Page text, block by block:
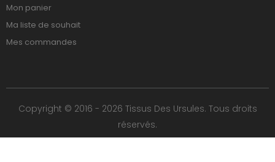
Mon panier
Ma liste de souhait
Mes commandes
Copyright © 2016 - 2026 Tissus Des Ursules. Tous droits
réservés.